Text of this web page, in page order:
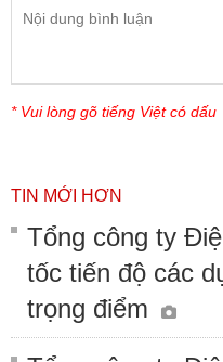
* Vui lòng gõ tiếng Việt có dấu
TIN MỚI HƠN
Tổng công ty
tốc tiến độ các
trọng điểm